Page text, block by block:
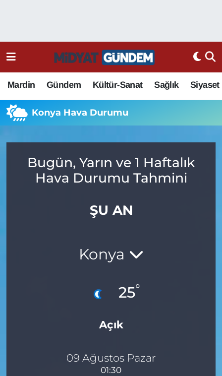
Mardin Gündem Kültür-Sanat Sağlık Siyaset
Konya Hava Durumu
Bugün, Yarın ve 1 Haftalık
Hava Durumu Tahmini
ŞU AN
Konya
25°
Açık
09 Ağustos Pazar
01:30